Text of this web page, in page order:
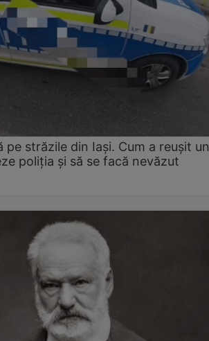
pe străzile din Iași. Cum a reușit un
poliția și să se facă nevăzut